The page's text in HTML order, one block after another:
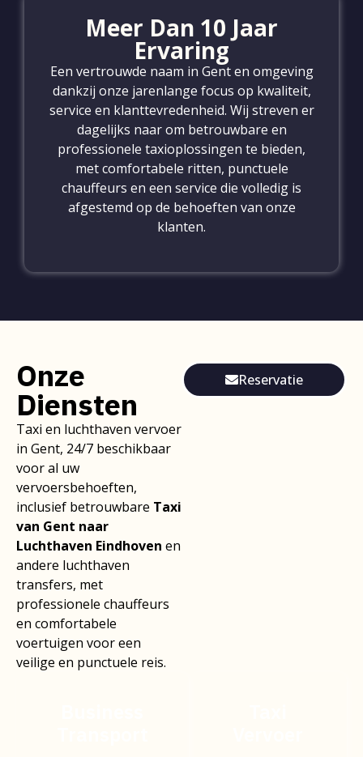
Meer Dan 10 Jaar
Ervaring
Een vertrouwde naam in Gent en omgeving
dankzij onze jarenlange focus op kwaliteit,
service en klanttevredenheid. Wij streven er
dagelijks naar om betrouwbare en
professionele taxioplossingen te bieden,
met comfortabele ritten, punctuele
chauffeurs en een service die volledig is
afgestemd op de behoeften van onze
klanten.
Onze
Diensten
Taxi en luchthaven vervoer
in Gent, 24/7 beschikbaar
voor al uw
vervoersbehoeften,
inclusief betrouwbare Taxi
van Gent naar
Luchthaven Eindhoven en
andere luchthaven
transfers, met
professionele chauffeurs
en comfortabele
voertuigen voor een
veilige en punctuele reis.
Reservatie